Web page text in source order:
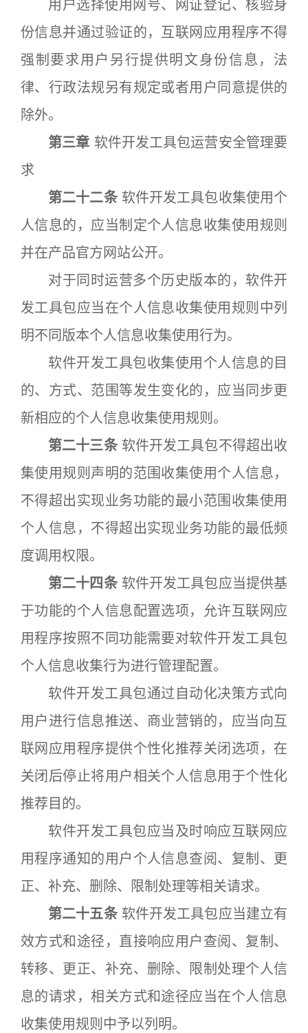
用户选择使用网号、网证登记、核验身
份信息并通过验证的，互联网应用程序不得
强制要求用户另行提供明文身份信息，法
律、行政法规另有规定或者用户同意提供的
除外。
第三章 软件开发工具包运营安全管理要
求
第二十二条软件开发工具包收集使用个
人信息的，应当制定个人信息收集使用规则
并在产品官方网站公开。
对于同时运营多个历史版本的，软件开
发工具包应当在个人信息收集使用规则中列
明不同版本个人信息收集使用行为。
软件开发工具包收集使用个人信息的目
的、方式、范围等发生变化的，应当同步更
新相应的个人信息收集使用规则。
第二十三条软件开发工具包不得超出收
集使用规则声明的范围收集使用个人信息，
不得超出实现业务功能的最小范围收集使用
个人信息，不得超出实现业务功能的最低频
度调用权限。
第二十四条软件开发工具包应当提供基
于功能的个人信息配置选项，允许互联网应
用程序按照不同功能需要对软件开发工具包
个人信息收集行为进行管理配置。
软件开发工具包通过自动化决策方式向
用户进行信息推送、商业营销的，应当向互
联网应用程序提供个性化推荐关闭选项，在
关闭后停止将用户相关个人信息用于个性化
推荐目的。
软件开发工具包应当及时响应互联网应
用程序通知的用户个人信息查阅、复制、更
正、补充、删除、限制处理等相关请求。
第二十五条软件开发工具包应当建立有
效方式和途径，直接响应用户查阅、复制、
转移、更正、补充、删除、限制处理个人信
息的请求，相关方式和途径应当在个人信息
收集使用规则中予以列明。